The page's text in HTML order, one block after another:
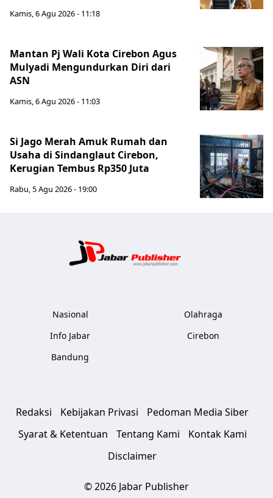
Kamis, 6 Agu 2026 - 11:18
Mantan Pj Wali Kota Cirebon Agus
Mulyadi Mengundurkan Diri dari
ASN
Kamis, 6 Agu 2026 - 11:03
Si Jago Merah Amuk Rumah dan
Usaha di Sindanglaut Cirebon,
Kerugian Tembus Rp350 Juta
Rabu, 5 Agu 2026 - 19:00
Nasional
Info Jabar
Bandung
Olahraga
Cirebon
Redaksi Kebijakan Privasi
Pedoman Media Siber
Syarat & Ketentuan
Tentang Kami
Kontak Kami
Disclaimer
© 2026 Jabar Publisher